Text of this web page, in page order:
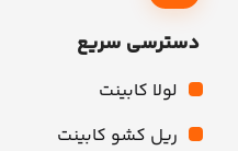
دسترسی سریع
لولا کابینت
ریل کشو کابینت